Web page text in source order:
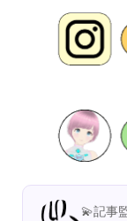
💫記事